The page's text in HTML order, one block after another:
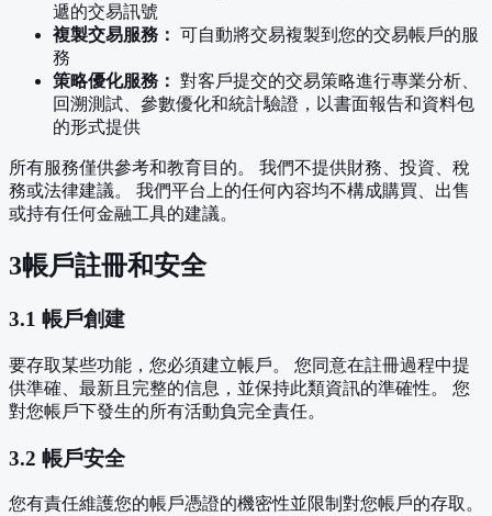
遞的交易訊號
複製交易服務： 可自動將交易複製到您的交易帳戶的服
務
策略優化服務： 對客戶提交的交易策略進行專業分析、
回溯測試、參數優化和統計驗證，以書面報告和資料包
的形式提供
所有服務僅供參考和教育目的。 我們不提供財務、投資、稅
務或法律建議。 我們平台上的任何內容均不構成購買、出售
或持有任何金融工具的建議。
3帳戶註冊和安全
3.1 帳戶創建
要存取某些功能，您必須建立帳戶。 您同意在註冊過程中提
供準確、最新且完整的信息，並保持此類資訊的準確性。 您
對您帳戶下發生的所有活動負完全責任。
3.2 帳戶安全
您有責任維護您的帳戶憑證的機密性並限制對您帳戶的存取。